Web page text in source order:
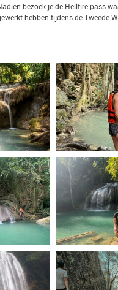
bezoek je de Hellfire-pass
hebben tijdens de Tweede